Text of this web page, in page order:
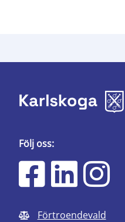
Följ oss:
Förtroendevald